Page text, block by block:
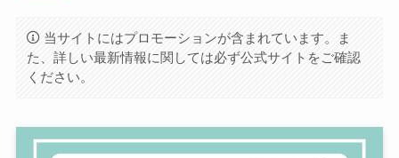
当サイトにはプロモーションが含まれています。ま
た、詳しい最新情報に関しては必ず公式サイトをご確認
ください。